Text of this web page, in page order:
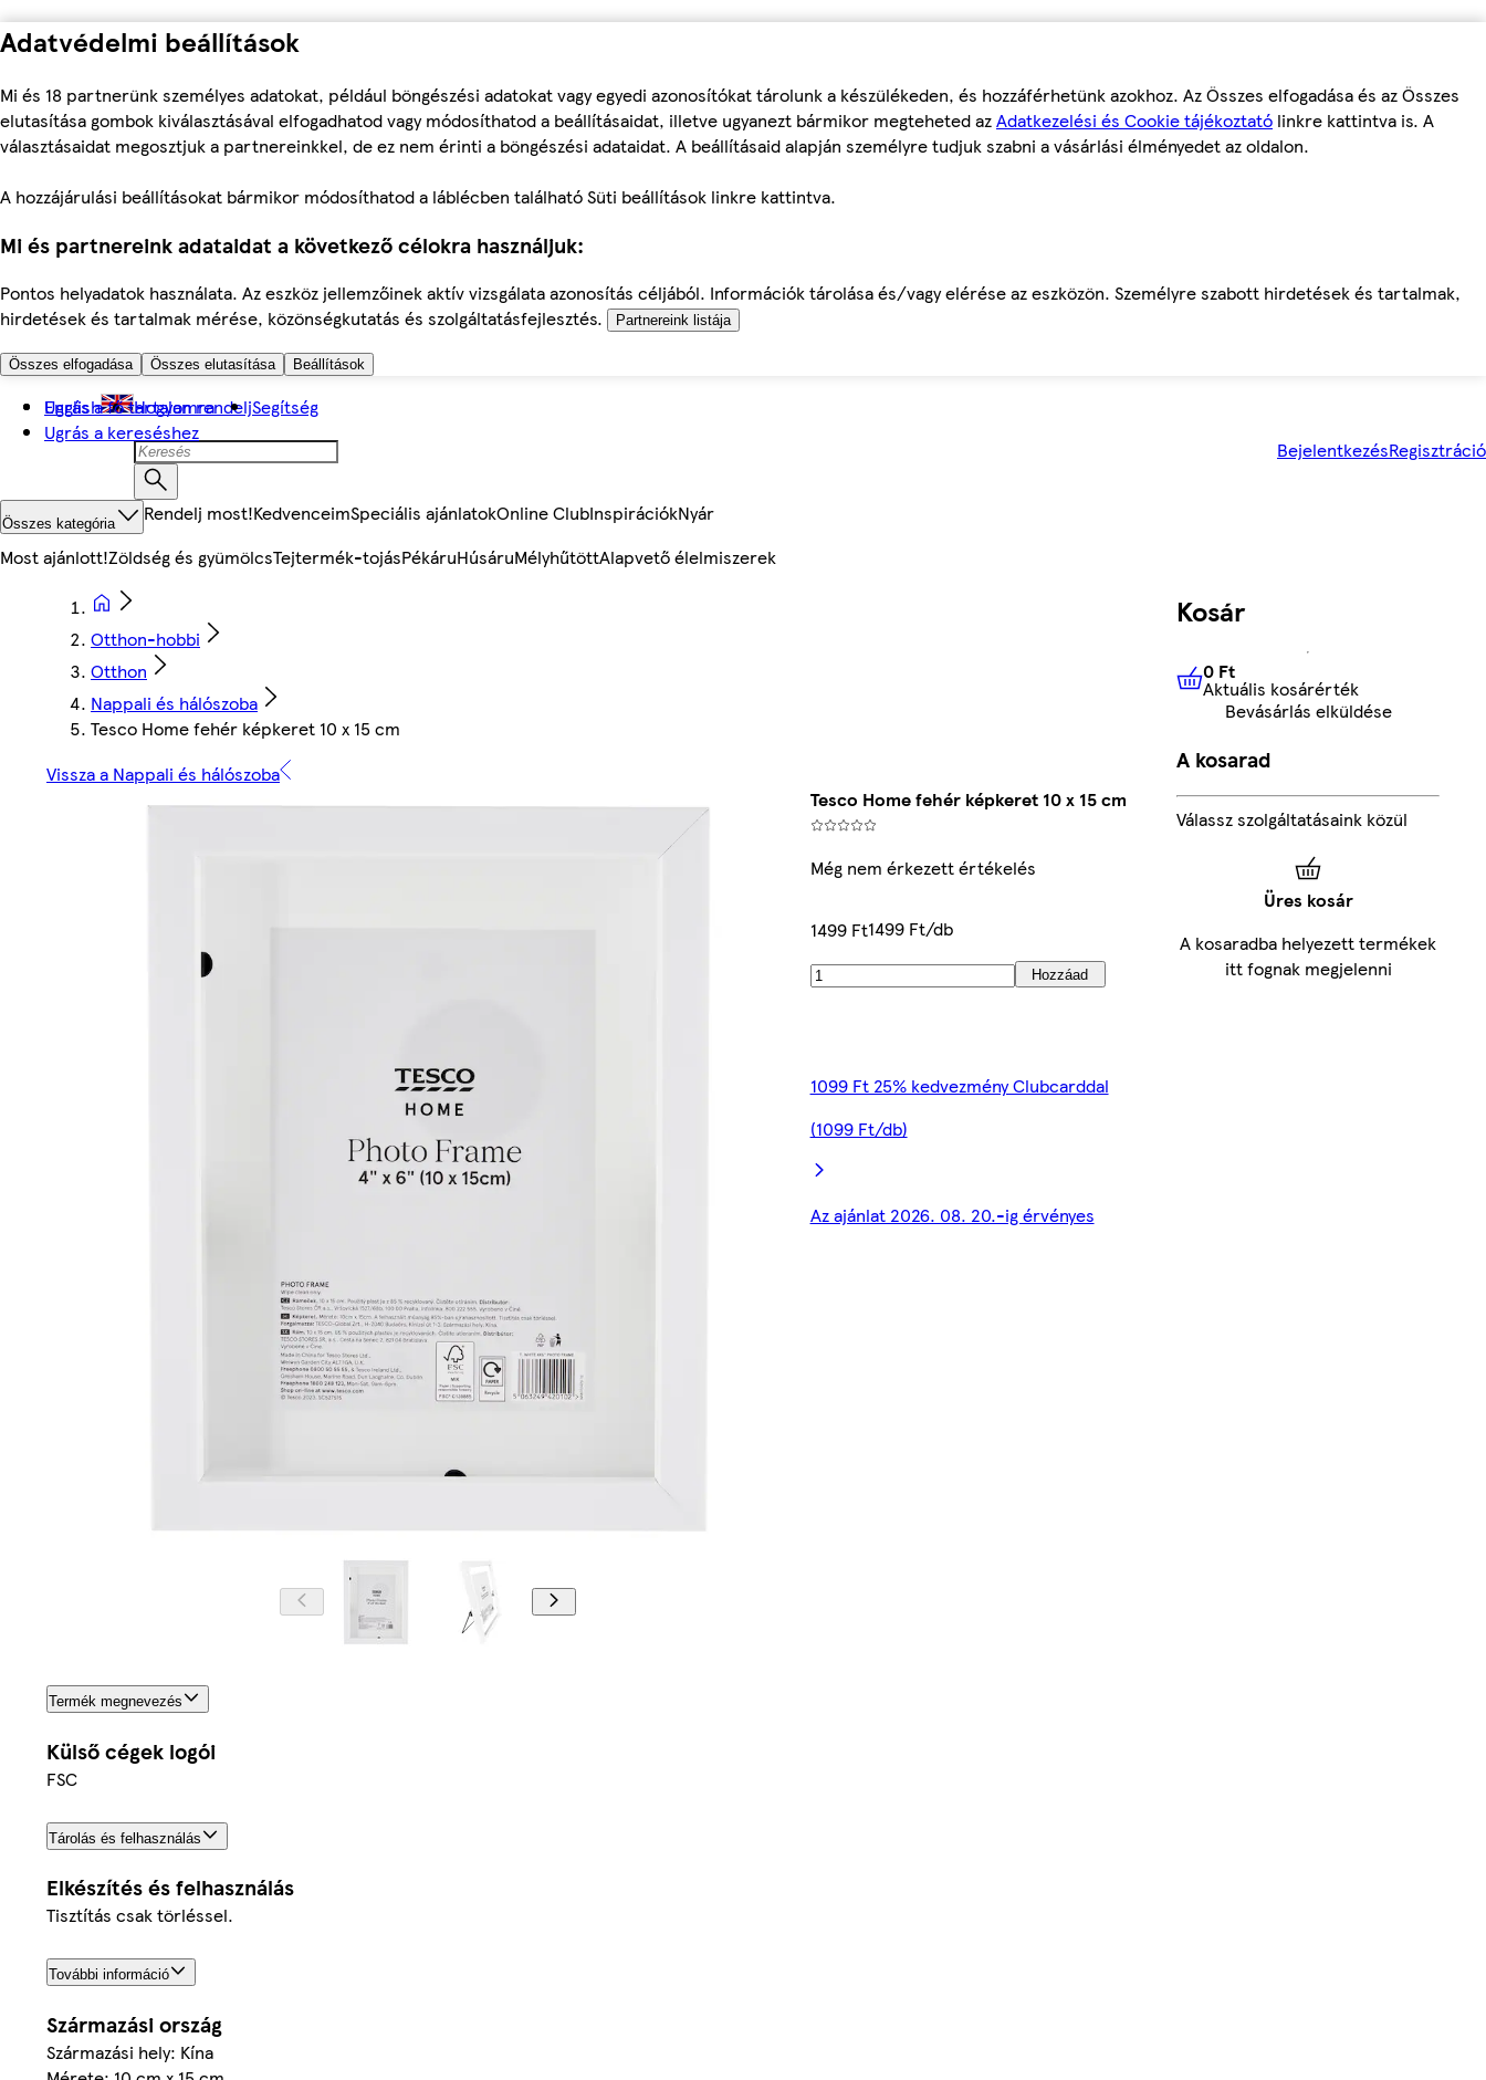
Adatvédelmi beállítások
Mi és 18 partnerünk személyes adatokat, például böngészési adatokat vagy egyedi azonosítókat tárolunk a készülékeden, és hozzáférhetünk azokhoz. Az Összes elfogadása és az Összes
elutasítása gombok kiválasztásával elfogadhatod vagy módosíthatod a beállításaidat, illetve ugyanezt bármikor megteheted azAdatkezelési és Cookie tájékoztató linkre kattintva is. A
választásaidat megosztjuk a partnereinkkel, de ez nem érinti a böngészési adataidat. A beállításaid alapján személyre tudjuk szabni a vásárlási élményedet az oldalon.
A hozzájárulási beállításokat bármikor módosíthatod a láblécben található Süti beállítások linkre kattintva.
Mi és partnereink adataidat a következő célokra használjuk:
Pontos helyadatok használata. Az eszköz jellemzőinek aktív vizsgálata azonosítás céljából. Információk tárolása és/vagy elérése az eszközön. Személyre szabott hirdetések és tartalmak,
hirdetések és tartalmak mérése, közönségkutatás és szolgáltatásfejlesztés.
Partnereink listája
Összes elfogadása Összes elutasítása Beállítások
Ugrás a fő tartalomra
Ugrás a kereséshez
English Hogyan rendeljSegítség
BejelentkezésRegisztráció
Összes kategória Rendelj most!KedvenceimSpeciális ajánlatokOnline ClubInspirációkNyár
Most ajánlott!Zöldség és gyümölcsTejtermék-tojásPékáruHúsáruMélyhűtöttAlapvető élelmiszerek
Otthon-hobbi
Otthon
Nappali és hálószoba
Tesco Home fehér képkeret 10 x 15 cm
Vissza a Nappali és hálószoba
Tesco Home fehér képkeret 10 x 15 cm
Még nem érkezett értékelés
1499 Ft1499 Ft/db
Hozzáad
1099 Ft 25% kedvezmény Clubcarddal
(1099 Ft/db)
Az ajánlat 2026. 08. 20.-ig érvényes
Termék megnevezés
Külső cégek logói
FSC
Tárolás és felhasználás
Elkészítés és felhasználás
Tisztítás csak törléssel.
További információ
Származási ország
Származási hely: Kína
Kosár
0 FtAktuális kosárérték
0 Ft
Aktuális kosárérték
Bevásárlás elküldése
A kosarad
Válassz szolgáltatásaink közül
Üres kosár
A kosaradba helyezett termékek
itt fognak megjelenni